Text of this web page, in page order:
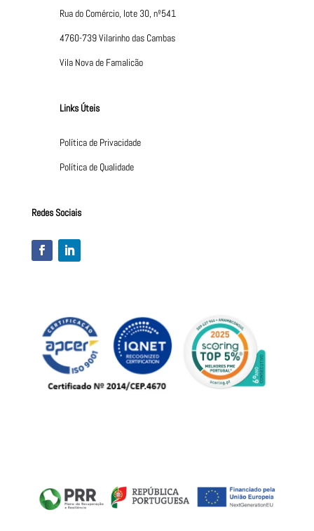
Rua do Comércio, lote 30, nº541
4760-739 Vilarinho das Cambas
Vila Nova de Famalicão
Links Úteis
Política de Privacidade
Política de Qualidade
Redes Sociais